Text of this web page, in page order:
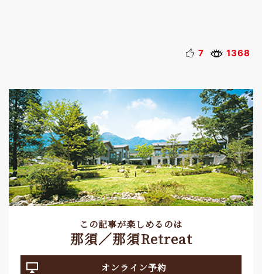
7 1368
この記事が楽しめるのは
那須／那須Retreat
オンライン予約